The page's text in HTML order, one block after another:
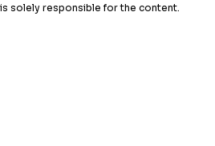
solely responsible for the content.